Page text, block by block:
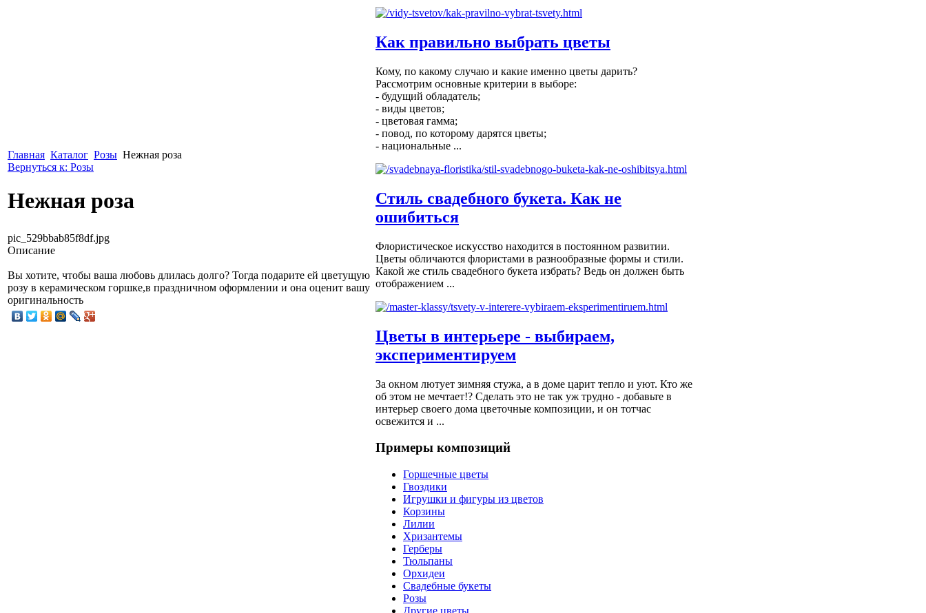
Главная Каталог Розы Нежная роза
Вернуться к: Розы
Нежная роза
pic_529bbab85f8df.jpg
Описание
Вы хотите, чтобы ваша любовь длилась долго? Тогда подарите ей цветущую
розу в керамическом горшке,в праздничном оформлении и она оценит вашу
оригинальность
Как правильно выбрать цветы
Кому, по какому случаю и какие именно цветы дарить?
Рассмотрим основные критерии в выборе:
- будущий обладатель;
- виды цветов;
- цветовая гамма;
- повод, по которому дарятся цветы;
- национальные ...
Стиль свадебного букета. Как не
ошибиться
Флористическое искусство находится в постоянном развитии.
Цветы обличаются флористами в разнообразные формы и стили.
Какой же стиль свадебного букета избрать? Ведь он должен быть
отображением ...
Цветы в интерьере - выбираем,
экспериментируем
За окном лютует зимняя стужа, а в доме царит тепло и уют. Кто же
об этом не мечтает!? Сделать это не так уж трудно - добавьте в
интерьер своего дома цветочные композиции, и он тотчас
освежится и ...
Примеры композиций
Горшечные цветы
Гвоздики
Игрушки и фигуры из цветов
Корзины
Лилии
Хризантемы
Герберы
Тюльпаны
Орхидеи
Свадебные букеты
Розы